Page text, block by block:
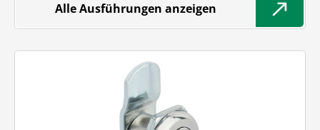
Alle Ausführungen anzeigen